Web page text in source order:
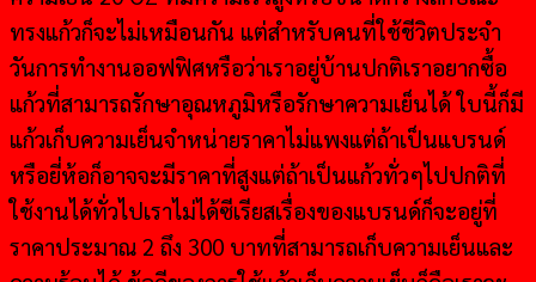
ทรงแก้วก็จะไม่เหมือนกัน แต่สำหรับคนที่ใช้ชีวิตประจำ
วันการทำงานออฟฟิศหรือว่าเราอยู่บ้านปกติเราอยากซื้อ
แก้วที่สามารถรักษาอุณหภูมิหรือรักษาความเย็นได้ ใบนี้ก็มี
แก้วเก็บความเย็นจำหน่ายราคาไม่แพงแต่ถ้าเป็นแบรนด์
หรือยี่ห้อก็อาจจะมีราคาที่สูงแต่ถ้าเป็นแก้วทั่วๆไปปกติที่
ใช้งานได้ทั่วไปเราไม่ได้ซีเรียสเรื่องของแบรนด์ก็จะอยู่ที่
ราคาประมาณ 2 ถึง 300 บาทที่สามารถเก็บความเย็นและ